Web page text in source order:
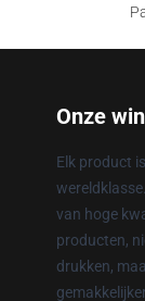
Onze
Elk product
van hoge
producten,
drukken,